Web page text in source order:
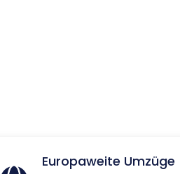
Europaweite Umzüge